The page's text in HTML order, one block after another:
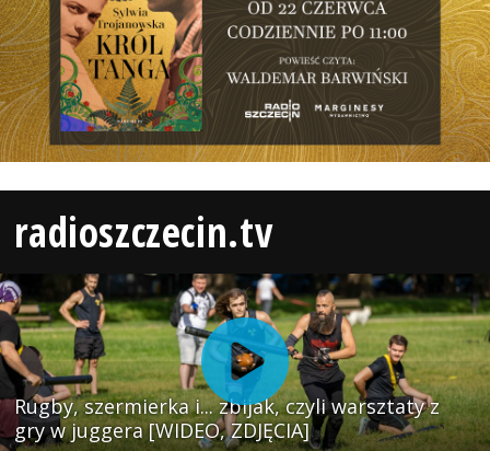
radioszczecin.tv
Rugby, szermierka i... zbijak, czyli warsztaty z
gry w juggera [WIDEO, ZDJĘCIA]